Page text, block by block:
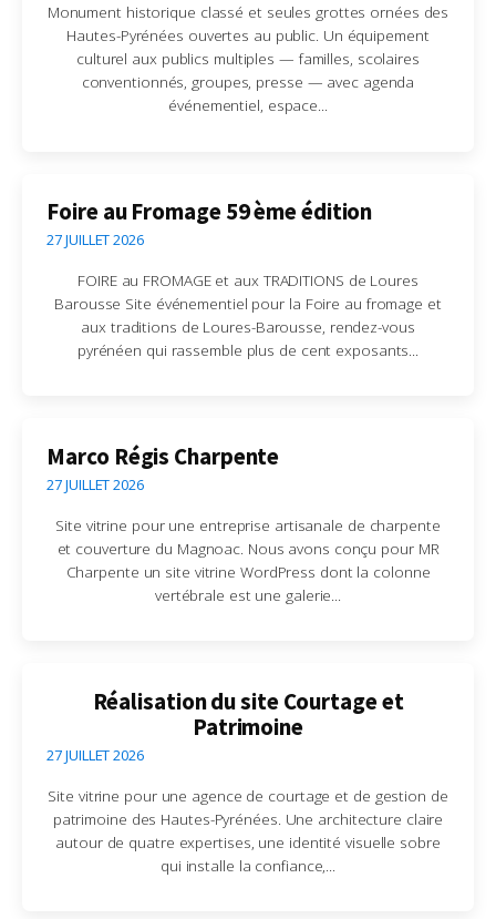
Monument historique classé et seules grottes ornées des
Hautes-Pyrénées ouvertes au public. Un équipement
culturel aux publics multiples — familles, scolaires
conventionnés, groupes, presse — avec agenda
événementiel, espace...
Foire au Fromage 59 ème édition
27 JUILLET 2026
FOIRE au FROMAGE et aux TRADITIONS de Loures
Barousse Site événementiel pour la Foire au fromage et
aux traditions de Loures-Barousse, rendez-vous
pyrénéen qui rassemble plus de cent exposants...
Marco Régis Charpente
27 JUILLET 2026
Site vitrine pour une entreprise artisanale de charpente
et couverture du Magnoac. Nous avons conçu pour MR
Charpente un site vitrine WordPress dont la colonne
vertébrale est une galerie...
Réalisation du site Courtage et
Patrimoine
27 JUILLET 2026
Site vitrine pour une agence de courtage et de gestion de
patrimoine des Hautes-Pyrénées. Une architecture claire
autour de quatre expertises, une identité visuelle sobre
qui installe la confiance,...